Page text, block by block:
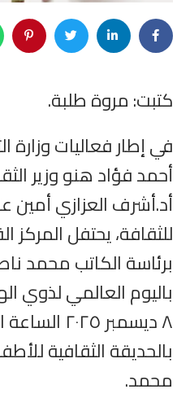
كتبت: مروة طلبة.
في إطار فعاليات وزارة
أحمد فؤاد هنو وزير
أد.أشرف العزازي أمين
للثقافة، يحتفل
برئاسة الكاتب محمد
باليوم العالمي لذوي
٨ ديسمبر
بالحديقة الثقافية
محمد.